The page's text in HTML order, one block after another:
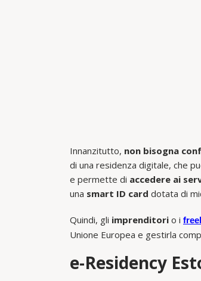
Innanzitutto, non bisogna
di una residenza digitale, che
e permette di accedere ai
una smart ID card dotata di
Quindi, gli imprenditori o i
Unione Europea e gestirla
e-Residency